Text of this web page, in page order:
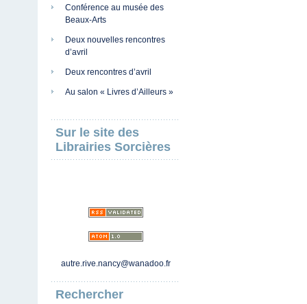
Conférence au musée des
Beaux-Arts
Deux nouvelles rencontres
d’avril
Deux rencontres d’avril
Au salon « Livres d’Ailleurs »
Sur le site des
Librairies Sorcières
autre.rive.nancy@wanadoo.fr
Rechercher